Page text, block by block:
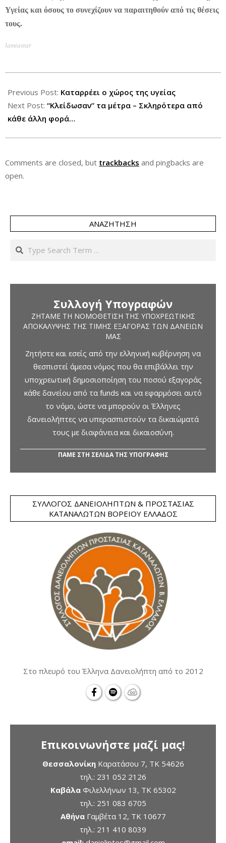
Υγείας και όσους το συνεχίζουν να παραιτηθούν από τις θέσεις
τους.
lamiastar
09-
26
Previous Post: Καταρρέει ο χώρος της υγείας
Next Post: “Κλείδωσαν” τα μέτρα – Σκληρότερα από
κάθε άλλη φορά…
Comments are closed, but trackbacks and pingbacks are
open.
ΑΝΑΖΉΤΗΣΗ
Search
Συλλογή Υπογραφών
ΖΗΤΆΜΕ ΤΗ ΝΟΜΟΘΈΤΙΣΗ ΤΗΣ ΥΠΟΧΡΕΩΤΙΚΉΣ
ΑΠΟΚΆΛΥΨΗΣ ΤΗΣ ΤΙΜΉΣ ΕΞΑΓΟΡΆΣ ΤΩΝ ΔΑΝΕΊΩΝ
ΜΑΣ
Ζητήστε και εσείς από την ελληνική κυβέρνηση να
θεσπιστεί άμεσα νόμος που θα επιβάλλει την
υποχρεωτική δημοσιοποίηση του ποσού εξαγοράς
κάθε δανείου από τα funds και να εφαρμόσει αυτό
το νόμο, ώστε να μπορούν οι Έλληνες
δανειολήπτες να υπερασπιστούν τα δικαιώματά
τους με διαφάνεια και δικαιοσύνη.
ΠΑΜΕ ΣΤΗ ΣΕΛΙΔΑ ΤΗΣ ΥΠΟΓΡΑΦΗΣ
ΣΎΛΛΟΓΟΣ ΔΑΝΕΙΟΛΗΠΤΏΝ & ΠΡΟΣΤΑΣΊΑΣ
ΚΑΤΑΝΑΛΩΤΏΝ ΒΟΡΕΊΟΥ ΕΛΛΆΔΟΣ
Στο πλευρό του Έλληνα Δανειολήπτη από το 2012
Επικοινωνήστε μαζί μας!
ΘεσσαλονίκηΚαρατάσου 7, TK 54626
τηλ.: 231 052 2126
ΚαβάλαΦιλελλήνων 13, ΤΚ 65302
τηλ.: 251 083 6705
ΑθήναΓαμβέτα 12, ΤΚ 10677
τηλ.: 211 410 8039